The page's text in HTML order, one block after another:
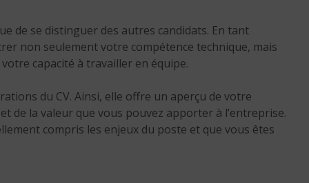
de se distinguer des autres candidats. En tant
non seulement votre compétence technique, mais
capacité à travailler en équipe.
du CV. Ainsi, elle offre un aperçu de votre
de la valeur que vous pouvez apporter à l’entreprise.
compris les enjeux du poste et que vous êtes
Comment demander
rupture
4 min. de lecture